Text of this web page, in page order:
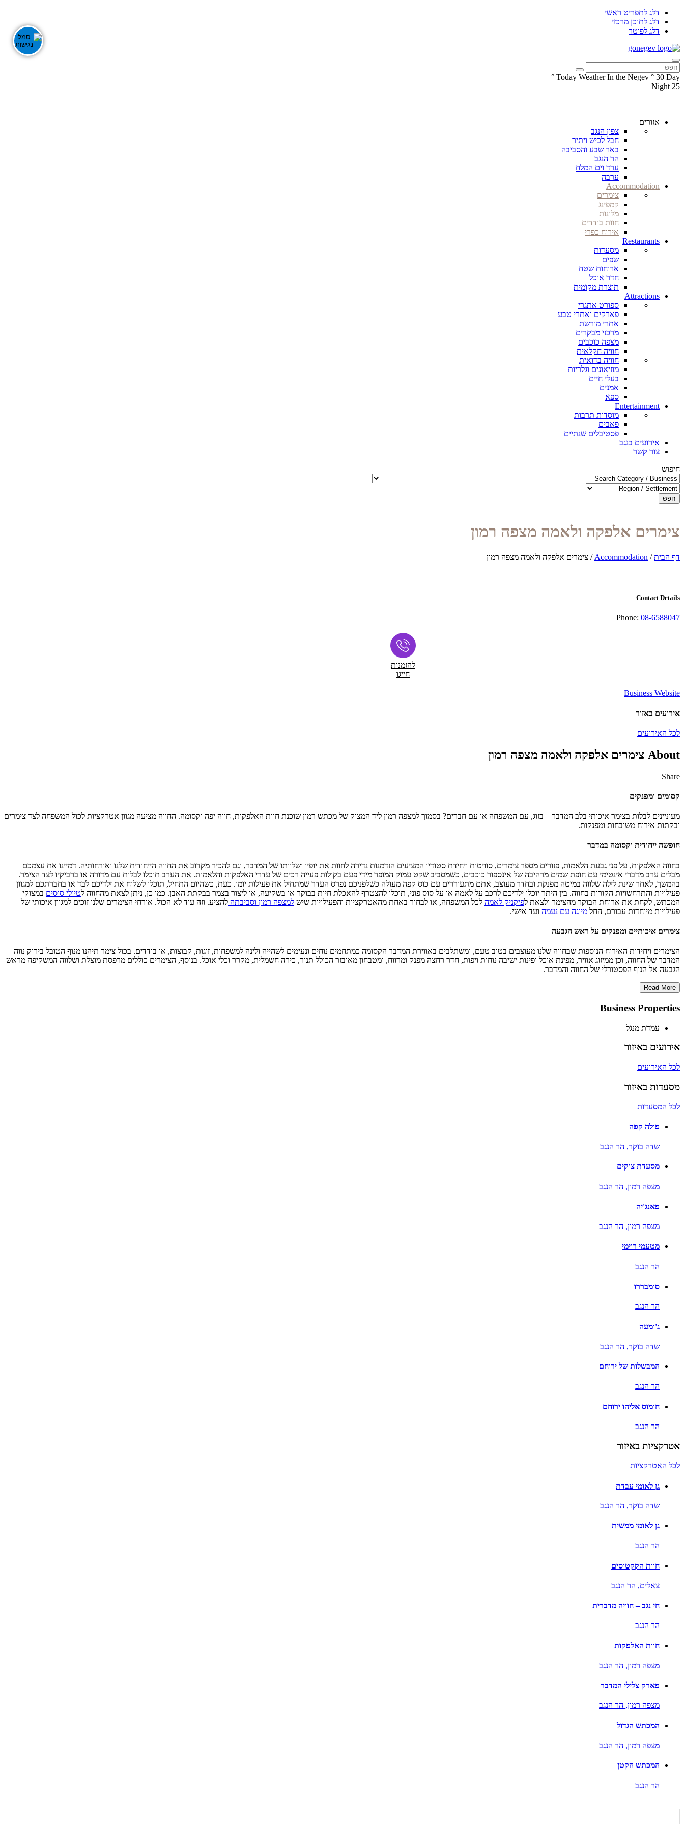
דלג לתפריט ראשי
דלג לתוכן מרכזי
דלג לפוטר
Today Weather In the Negev ° 30 Day
°
25
Night
Facebook
Instagramאזורים
צפון הנגב
חבל לכיש ויתיר
באר שבע והסביבה
הר הנגב
ערד וים המלח
ערבה
Accommodation
צימרים
קמפינג
מלונות
חוות בודדים
אירוח כפרי
Restaurants
מסעדות
שפים
ארוחות שטח
חדר אוכל
תוצרת מקומית
Attractions
ספורט אתגרי
פארקים ואתרי טבע
אתרי מורשת
מרכזי מבקרים
מצפה כוכבים
חוויה חקלאית
חוויה בדואית
מוזיאונים וגלריות
בעלי חיים
אמנים
ספא
Entertainment
מוסדות תרבות
פאבים
פסטיבלים שנתיים
אירועים בנגב
צור קשר
חיפוש
חפש
צימרים אלפקה ולאמה מצפה רמון
דף הבית/
Accommodation
/ צימרים אלפקה ולאמה מצפה רמון
Contact Details
Phone: 08-6588047
להזמנות
חייגו
Business Website
אירועים באזור
לכל האירועים
About צימרים אלפקה ולאמה מצפה רמון
Share
Email
Twitter
Google
Facebook
קסומים ומפנקים
מעוניינים לבלות בצימר איכותי בלב המדבר – בזוג, עם המשפחה או עם חברים? בסמוך למצפה רמון ליד המצוק של מכתש רמון שוכנת חוות האלפקות, חווה יפה וקסומה. החווה מציעה מגוון אטרקציות לכול המשפחה לצד צימרים
ובקתות אירוח משובחות ומפנקות.
חופשה ייחודית וקסומה במדבר
בחווה האלפקות, על פני גבעת הלאמות, פזורים מספר צימרים, סוויטות ויחידת סטודיו המציעים הזדמנות נדירה לחוות את יופיו ושלוותו של המדבר, וגם להכיר מקרוב את החווה הייחודית שלנו ואורחותיה. דמיינו את עצמכם
מבלים ערב מדברי אינטימי עם חופת שמים מרהיבה של אינספור כוכבים, כשמסביב שקט עמוק המופר מידי פעם בקולות פעייה רכים של עדרי האלפקות והלאמות. את הערב תוכלו לבלות עם מדורה או ברביקיו לצד הצימר.
בהמשך, לאחר שינת לילה שלווה במיטה מפנקת ובחדר מעוצב, אתם מתעוררים עם כוס קפה מעולה כשלפניכם נפרס העדר שמתחיל את פעילות יומו. כעת, כשהיום התחיל, תוכלו לשלוח את ילדיכם לבד או בחברתכם למגוון
פעילויות והתרחשויות הקורות בחווה. בין היתר יוכלו ילדיכם לרכב על לאמה או על סוס פוני, תוכלו להצטרף להאכלת חיות בבוקר או בשקיעה, או ליצור בצמר בבקתת האבן. כמו כן, ניתן לצאת מהחווה לטיולי סוסים במצוקי
המכתש, לקחת את ארוחת הבוקר מהצימר ולצאת לפיקניק לאמה לכל המשפחה, או לבחור באחת מהאטרקציות והפעילויות שיש למצפה רמון וסביבתה להציע. וזה עוד לא הכול. אורחי הצימרים שלנו זוכים למגוון איכותי של
פעילויות מיוחדות עבורם, החל מיוגה עם נעמה ועד אישי.
צימרים איכותיים ומפנקים על ראש הגבעה
הצימרים ויחידות האירוח הנוספות שבחווה שלנו מעוצבים בטוב טעם, ומשתלבים באווירת המדבר הקסומה כמתחמים נוחים ונעימים לשהייה ולינה למשפחות, זוגות, קבוצות, או בודדים. בכול צימר תיהנו מנוף הטובל בירוק נווה
המדבר של החווה, וכן ממיזוג אוויר, מפינת אוכל ופינות ישיבה נוחות ויפות, חדר רחצה מפנק ומרווח, ומטבחון מאובזר הכולל תנור, כירה חשמלית, מקרר וכלי אוכל. בנוסף, הצימרים כוללים מרפסת מוצלת ושלווה המשקיפה מראש
הגבעה אל הנוף הפסטורלי של החווה והמדבר.
Read More
Business Properties
עמדת מנגל
אירועים באיזור
לכל האירועים
מסעדות באיזור
לכל המסעדות
פולה קפה
שדה בוקר, הר הנגב
מסעדת צוקים
מצפה רמון, הר הנגב
פאנג'יה
מצפה רמון, הר הנגב
מטעמי רוימי
הר הנגב
סומבררו
הר הנגב
ג'ומעה
שדה בוקר, הר הנגב
המבשלות של ירוחם
הר הנגב
חומוס אליהו ירוחם
הר הנגב
אטרקציות באיזור
לכל האטרקציות
גן לאומי עבדת
שדה בוקר, הר הנגב
גן לאומי ממשית
הר הנגב
חוות הקקטוסים
צאלים, הר הנגב
חי נגב – חוויה מדברית
הר הנגב
חוות האלפקות
מצפה רמון, הר הנגב
פארק צלילי המדבר
מצפה רמון, הר הנגב
המכתש הגדול
מצפה רמון, הר הנגב
המכתש הקטן
הר הנגב